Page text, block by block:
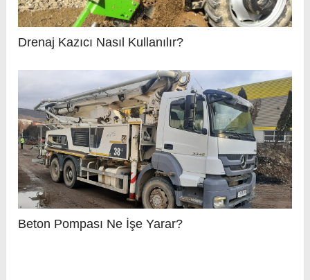
Drenaj Kazıcı Nasıl Kullanılır?
Beton Pompası Ne İşe Yarar?